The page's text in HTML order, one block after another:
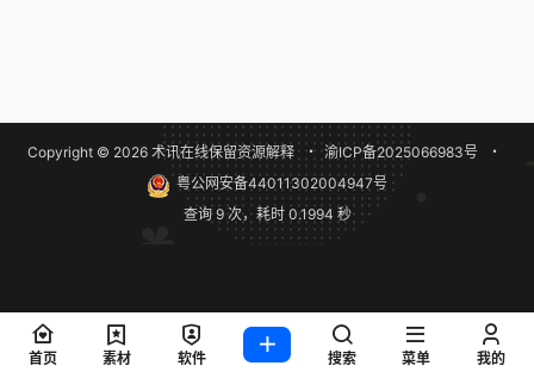
文件夹里面的driver.xml，里面的
C:\Program Files\A…
Copyright © 2026术讯在线保留资源解释 ・ 渝ICP备2025066983号
・
粤公网安备44011302004947号
查询 9 次，耗时 0.1994 秒
首页 素材 软件 搜索 菜单 我的